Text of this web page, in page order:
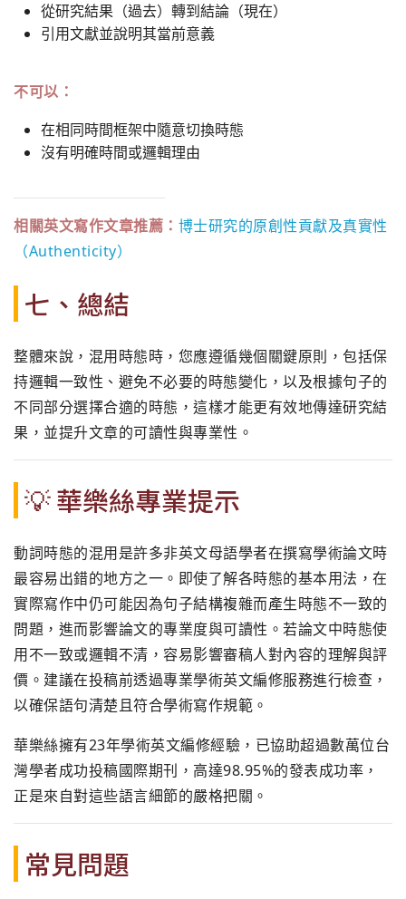
從研究結果（過去）轉到結論（現在）
引用文獻並說明其當前意義
不可以：
在相同時間框架中隨意切換時態
沒有明確時間或邏輯理由
相關英文寫作文章推薦： 博士研究的原創性貢獻及真實性
（Authenticity）
七、總結
整體來說，混用時態時，您應遵循幾個關鍵原則，包括保
持邏輯一致性、避免不必要的時態變化，以及根據句子的
不同部分選擇合適的時態，這樣才能更有效地傳達研究結
果，並提升文章的可讀性與專業性。
💡 華樂絲專業提示
動詞時態的混用是許多非英文母語學者在撰寫學術論文時
最容易出錯的地方之一。即使了解各時態的基本用法，在
實際寫作中仍可能因為句子結構複雜而產生時態不一致的
問題，進而影響論文的專業度與可讀性。若論文中時態使
用不一致或邏輯不清，容易影響審稿人對內容的理解與評
價。建議在投稿前透過專業學術英文編修服務進行檢查，
以確保語句清楚且符合學術寫作規範。
華樂絲擁有23年學術英文編修經驗，已協助超過數萬位台
灣學者成功投稿國際期刊，高達98.95%的發表成功率，
正是來自對這些語言細節的嚴格把關。
常見問題